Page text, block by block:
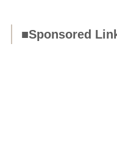
■Sponsored